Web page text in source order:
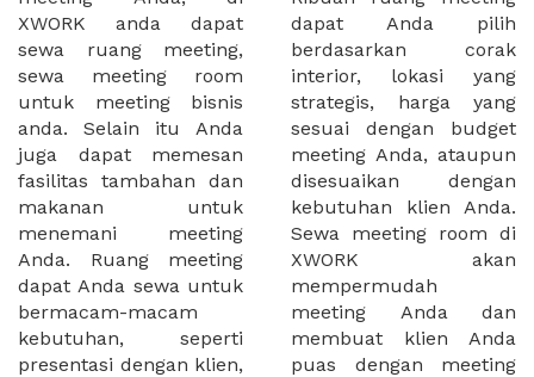
XWORK anda dapat
sewa ruang meeting,
sewa meeting room
untuk meeting bisnis
anda. Selain itu Anda
juga dapat memesan
fasilitas tambahan dan
makanan untuk
menemani meeting
Anda. Ruang meeting
dapat Anda sewa untuk
bermacam-macam
kebutuhan, seperti
presentasi dengan klien,
dapat Anda pilih
berdasarkan corak
interior, lokasi yang
strategis, harga yang
sesuai dengan budget
meeting Anda, ataupun
disesuaikan dengan
kebutuhan klien Anda.
Sewa meeting room di
XWORK akan
mempermudah
meeting Anda dan
membuat klien Anda
puas dengan meeting